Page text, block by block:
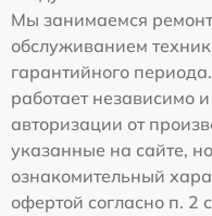
Мы занимаемся
обслуживанием
гарантийного
работает независимо
авторизации от
указанные на сайте,
ознакомительный
офертой согласно п. 2